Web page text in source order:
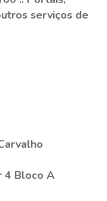
serviços de
4 Bloco A